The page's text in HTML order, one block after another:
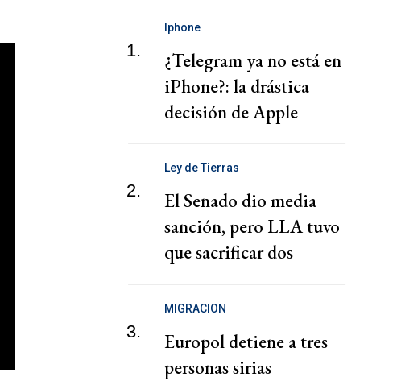
1.
Iphone
¿Telegram ya no está en
iPhone?: la drástica
decisión de Apple
2.
Ley de Tierras
El Senado dio media
sanción, pero LLA tuvo
que sacrificar dos
3.
MIGRACION
Europol detiene a tres
personas sirias